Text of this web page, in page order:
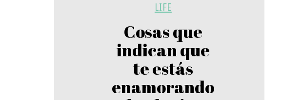
LIFE
Cosas que
indican que
te estás
enamorando